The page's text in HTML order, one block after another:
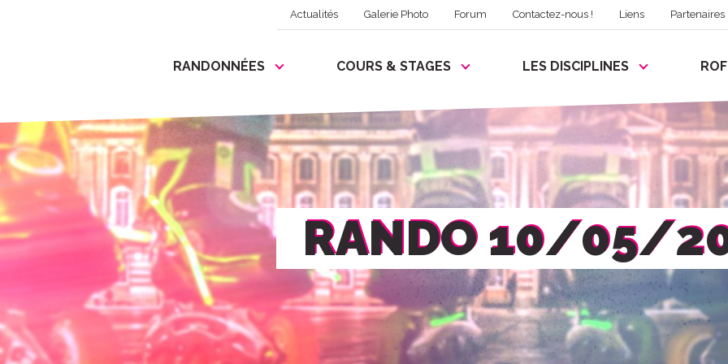
RANDONNÉES COURS & STAGES LES DISCIPLINES
Actualités Galerie Photo Forum Contactez-nous ! Liens Partenaires
RANDO 10/05/